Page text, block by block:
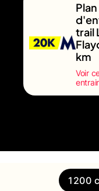
Plan
trail
km
Voir
1200